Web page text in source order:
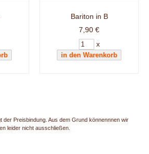
Bariton in B
7,90 €
x
der Preisbindung. Aus dem Grund könnennnen wir
leider nicht ausschließen.